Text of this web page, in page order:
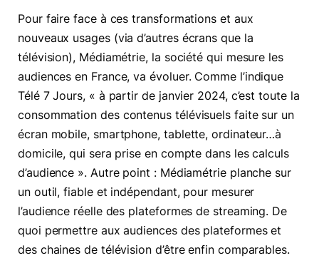
Pour faire face à ces transformations et aux
nouveaux usages (via d’autres écrans que la
télévision), Médiamétrie, la société qui mesure les
audiences en France, va évoluer. Comme l’indique
Télé 7 Jours, « à partir de janvier 2024, c’est toute la
consommation des contenus télévisuels faite sur un
écran mobile, smartphone, tablette, ordinateur…à
domicile, qui sera prise en compte dans les calculs
d’audience ». Autre point : Médiamétrie planche sur
un outil, fiable et indépendant, pour mesurer
l’audience réelle des plateformes de streaming. De
quoi permettre aux audiences des plateformes et
des chaines de télévision d’être enfin comparables.